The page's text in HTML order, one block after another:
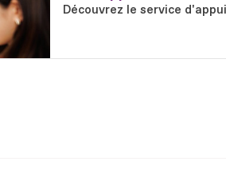
Découvrez le service